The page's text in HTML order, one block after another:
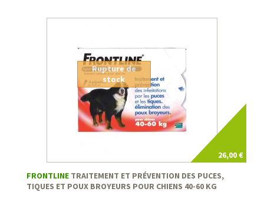
26,00 €
Rupture de
stock
FRONTLINE TRAITEMENT ET PRÉVENTION DES PUCES,
TIQUES ET POUX BROYEURS POUR CHIENS 40-60 KG